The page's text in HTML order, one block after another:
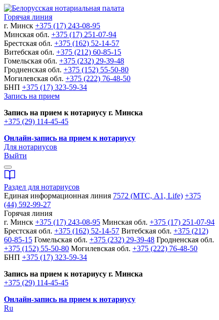
Горячая линия
г. Минск +375 (17) 243-08-95
Минская обл. +375 (17) 251-07-94
Брестская обл. +375 (162) 52-14-57
Витебская обл. +375 (212) 60-85-15
Гомельская обл. +375 (232) 29-39-48
Гродненская обл. +375 (152) 55-50-80
Могилевская обл. +375 (222) 76-48-50
БНП +375 (17) 323-59-34
Запись на прием
Запись на прием к нотариусу г. Минска
+375 (29) 114-45-45
Онлайн-запись на прием к нотариусу
Для нотариусов
Выйти
Раздел для нотариусов
Единая информационная линия 7572 (МТС, A1, Life) +375
(44) 592-99-27
Горячая линия
г. Минск +375 (17) 243-08-95 Минская обл. +375 (17) 251-07-94
Брестская обл. +375 (162) 52-14-57 Витебская обл. +375 (212)
60-85-15 Гомельская обл. +375 (232) 29-39-48 Гродненская обл.
+375 (152) 55-50-80 Могилевская обл. +375 (222) 76-48-50
БНП +375 (17) 323-59-34
Запись на прием к нотариусу г. Минска
+375 (29) 114-45-45
Онлайн-запись на прием к нотариусу
Ru